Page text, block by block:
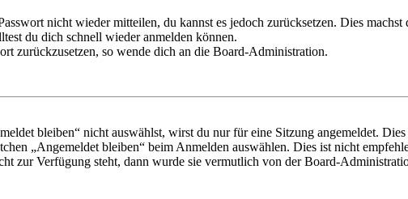
nicht wieder mitteilen, du kannst es jedoch zurücksetzen. Dies
du dich schnell wieder anmelden können.
zurückzusetzen, so wende dich an die Board-Administration.
bleiben“ nicht auswählst, wirst du nur für eine Sitzung angemeldet.
„Angemeldet bleiben“ beim Anmelden auswählen. Dies ist nicht
zur Verfügung steht, dann wurde sie vermutlich von der Board-